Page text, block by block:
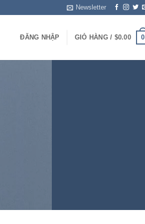
Newsletter
ĐĂNG NHẬP GIỎ HÀNG / $0.00 0